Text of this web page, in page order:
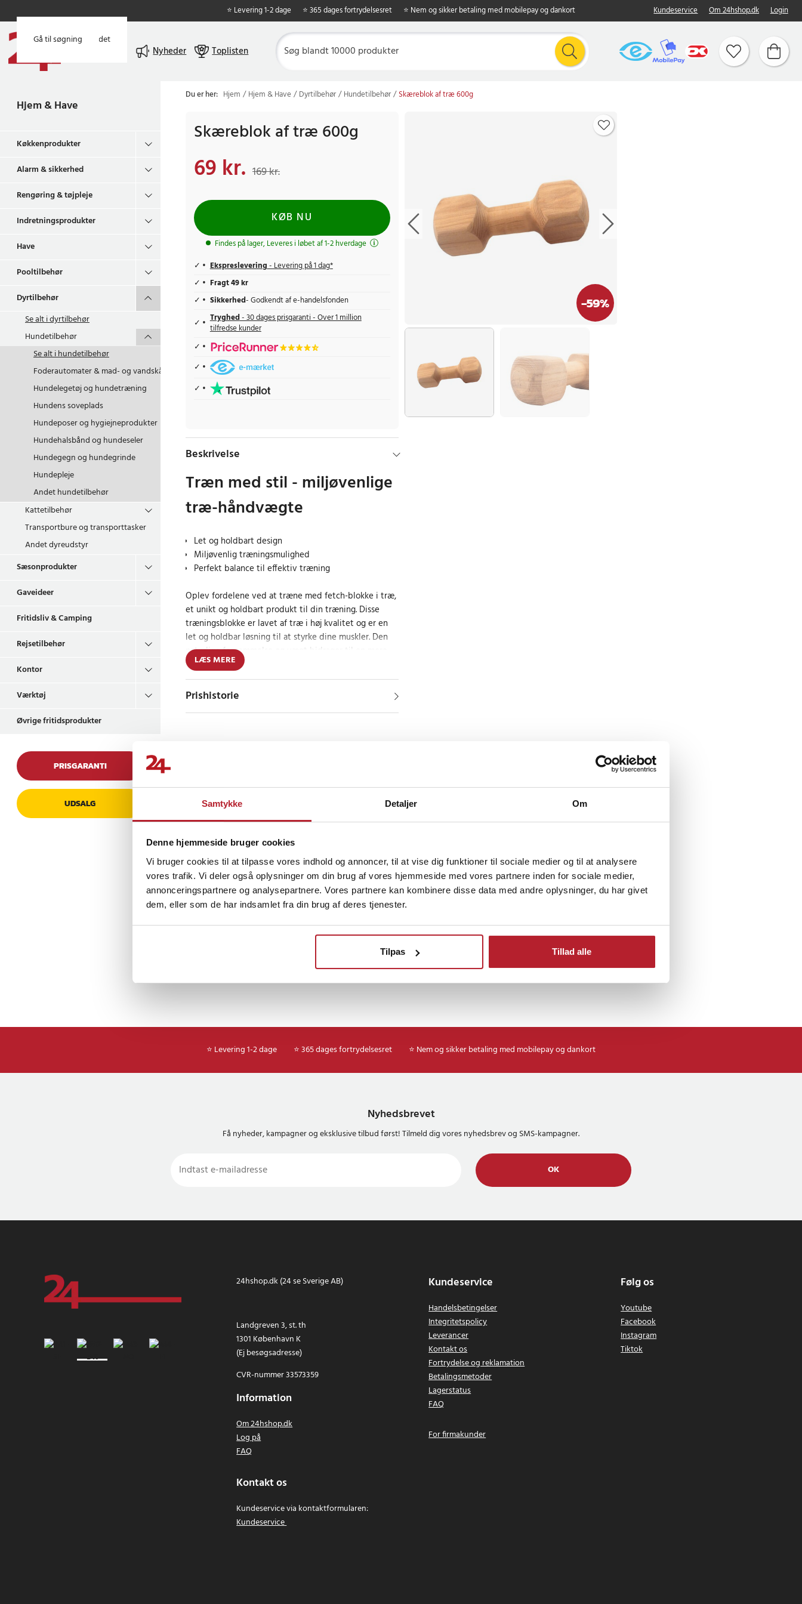
Samtykke Detaljer Om
Denne hjemmeside bruger cookies
Vi bruger cookies til at tilpasse vores indhold og annoncer, til at vise dig funktioner til sociale medier og til at analysere
vores trafik. Vi deler også oplysninger om din brug af vores hjemmeside med vores partnere inden for sociale medier,
annonceringspartnere og analysepartnere. Vores partnere kan kombinere disse data med andre oplysninger, du har givet
dem, eller som de har indsamlet fra din brug af deres tjenester.
Tilpas Tillad alle
Gå til hovedindholdet
Gå til søgning
⭐ Levering 1-2 dage ⭐ 365 dages fortrydelsesret ⭐ Nem og sikker betaling med mobilepay og dankort Kundeservice Om 24hshop.dk Login
Nyheder Toplisten
Hjem & Have
Køkkenprodukter
Alarm & sikkerhed
Rengøring & tøjpleje
Indretningsprodukter
Have
Pooltilbehør
Dyrtilbehør
Se alt idyrtilbehør
Hundetilbehør
Se alt ihundetilbehør
Foderautomater & mad- og vandskåle
Hundelegetøj og hundetræning
Hundens soveplads
Hundeposer og hygiejneprodukter
Hundehalsbånd og hundeseler
Hundegegn og hundegrinde
Hundepleje
Andet hundetilbehør
Kattetilbehør
Transportbure og transporttasker
Andet dyreudstyr
Sæsonprodukter
Gaveideer
Fritidsliv & Camping
Rejsetilbehør
Kontor
Værktøj
Øvrige fritidsprodukter
PRISGARANTI
UDSALG
Du er her: Hjem Hjem & Have Dyrtilbehør Hundetilbehør Skæreblok af træ 600g
-59%
Skæreblok af træ 600g
Nuværende pris
69 kr. 169 kr.
KØB NU
Findes på lager, Leveres i løbet af 1-2 hverdage
Ekspreslevering- Levering på 1 dag*
Fragt 49 kr
Sikkerhed- Godkendt af e-handelsfonden
Tryghed- 30 dages prisgaranti - Over 1 million
tilfredse kunder
Beskrivelse
Træn med stil - miljøvenlige
træ-håndvægte
Let og holdbart design
Miljøvenlig træningsmulighed
Perfekt balance til effektiv træning
Oplev fordelene ved at træne med fetch-blokke i træ,
et unikt og holdbart produkt til din træning. Disse
træningsblokke er lavet af træ i høj kvalitet og er en
let og holdbar løsning til at styrke dine muskler. Den
naturlige fornemmelse og vægt bidrager til en mere
autentisk træningsoplevelse, mens det miljøvenlige
aspekt giver en følelse af ansvar over for naturen.
udstyr session efter session.
Specifikationer
- Vægt: 600 g
Article number :111307
LÆS MERE
Prishistorie
Hundetilbehør
⭐ Levering 1-2 dage ⭐ 365 dages fortrydelsesret ⭐ Nem og sikker betaling med mobilepay og dankort
Nyhedsbrevet
Få nyheder, kampagner og eksklusive tilbud først! Tilmeld dig vores nyhedsbrev og SMS-kampagner.
OK
24hshop.dk (24 se Sverige AB)
Landgreven 3, st. th
1301 København K
(Ej besøgsadresse)
CVR-nummer 33573359
Information
Om 24hshop.dk
Log på
FAQ
Kontakt os
Kundeservice via kontaktformularen:
Kundeservice
Kundeservice
Handelsbetingelser
Integritetspolicy
Leverancer
Kontakt os
Fortrydelse og reklamation
Betalingsmetoder
Lagerstatus
FAQ
For firmakunder
Følg os
Youtube
Facebook
Instagram
Tiktok